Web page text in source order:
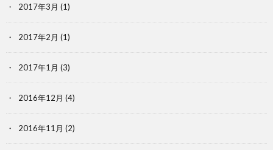
2017年3月 (1)
2017年2月 (1)
2017年1月 (3)
2016年12月 (4)
2016年11月 (2)